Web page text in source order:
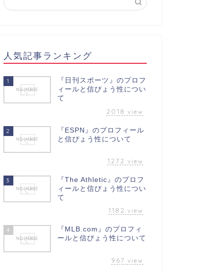
人気記事ランキング
1
『日刊スポーツ』のプロフ
ィールと信ぴょう性につい
て
2018 view
2
『ESPN』のプロフィール
と信ぴょう性について
1272 view
3
『The Athletic』のプロフ
ィールと信ぴょう性につい
て
1182 view
4
『MLB.com』のプロフィ
ールと信ぴょう性について
967 view